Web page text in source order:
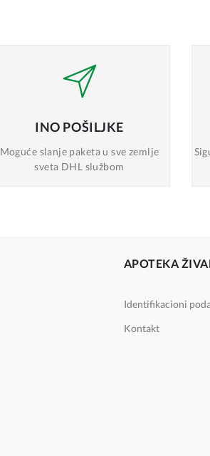
INO POŠILJKE
Moguće slanje paketa u sve zemlje
sveta DHL službom
APOTEKA
Identifikacioni
Kontakt